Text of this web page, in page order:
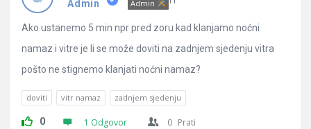
Admin Admin
Ako ustanemo 5 min npr pred zoru kad klanjamo noćni
namaz i vitre je li se može doviti na zadnjem sjedenju vitra
pošto ne stignemo klanjati noćni namaz?
doviti vitr namaz zadnjem sjedenju
0 1 Odgovor 0 Prati